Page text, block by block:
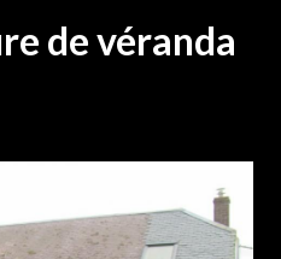
de véranda